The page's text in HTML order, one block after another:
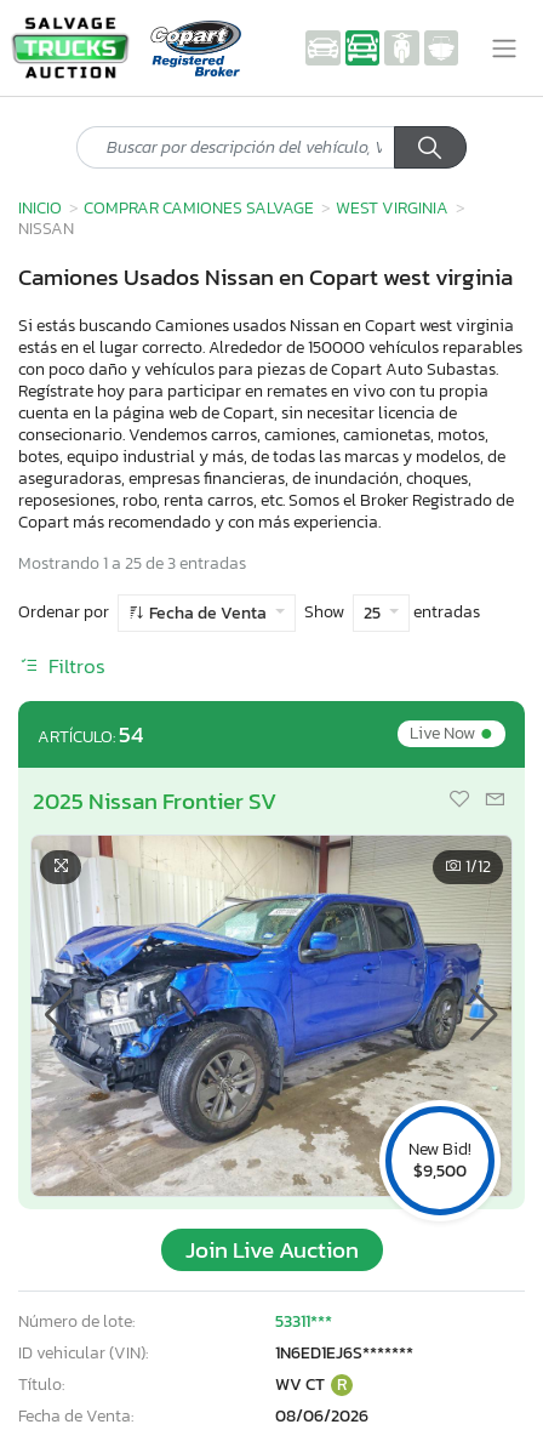
INICIO COMPRAR CAMIONES SALVAGE
WEST VIRGINIA
NISSAN
Camiones Usados Nissan en Copart west virginia
Si estás buscando Camiones usados Nissan en Copart west virginia
estás en el lugar correcto. Alrededor de 150000 vehículos reparables
con poco daño y vehículos para piezas de Copart Auto Subastas.
Regístrate hoy para participar en remates en vivo con tu propia
cuenta en la página web de Copart, sin necesitar licencia de
consecionario. Vendemos carros, camiones, camionetas, motos,
botes, equipo industrial y más, de todas las marcas y modelos, de
aseguradoras, empresas financieras, de inundación, choques,
reposesiones, robo, renta carros, etc. Somos el Broker Registrado de
Copart más recomendado y con más experiencia.
Mostrando 1 a 25 de 3 entradas
Ordenar por
Fecha de Venta Show 25 entradas
Filtros
ARTÍCULO:54 Live Now•
2025 Nissan Frontier SV
New Bid!
$9,500
1/12
Join Live Auction
Número de lote:
53311***
ID vehicular (VIN):
1N6ED1EJ6S*******
Título:
WV CT R
Fecha de Venta:
08/06/2026